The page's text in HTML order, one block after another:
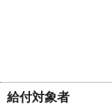
給付対象者